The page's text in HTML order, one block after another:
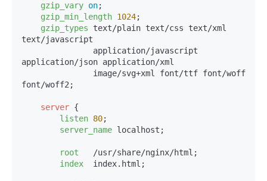
gzip_vary on;
gzip_min_length 1024;
gzip_types text/plain text/css text/xml
text/javascript
application/json application/xml
font/woff2;
server {
listen 80;
server_name localhost;
root
   /usr/share/nginx/html;
index
  index.html;